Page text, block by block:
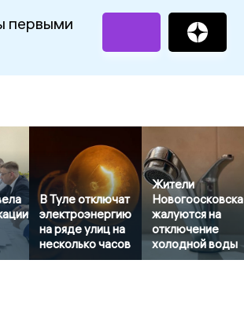
первыми
В Туле отключат
электроэнергию
на ряде улиц на
несколько часов
Жители
Новогоосковска
жалуются на
отключение
холодной воды